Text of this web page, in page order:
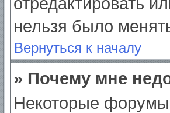
нельзя было
Вернуться к началу
» Почему мне
Некоторые форумы